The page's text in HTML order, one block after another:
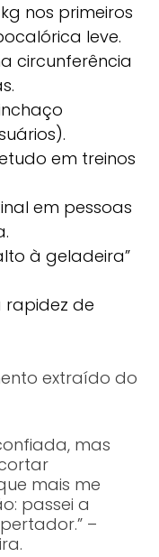
nos primeiros
leve.
circunferência
em treinos
em pessoas
à geladeira”
rapidez de
extraído do
mas
mais me
passei a
–